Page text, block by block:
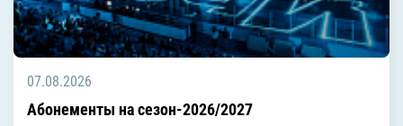
07.08.2026
Абонементы на сезон-2026/2027